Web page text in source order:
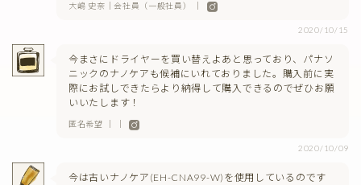
大嶋 史奈｜会社員（一般社員） ｜
2020/10/15
今まさにドライヤーを買い替えよあと思っており、パナソ
ニックのナノケアも候補にいれておりました。購入前に実
際にお試しできたらより納得して購入できるのでぜひお願
いいたします！
匿名希望 ｜ ｜
2020/10/09
今は古いナノケア(EH-CNA99-W)を使用しているのです